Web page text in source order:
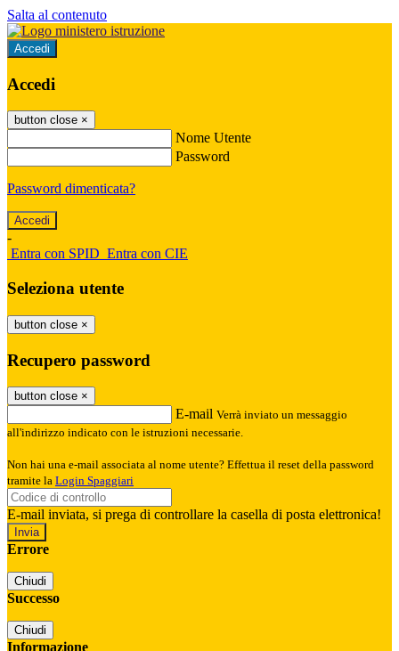
Salta al contenuto
Accedi
Accedi
button close ×
Nome Utente
Password
Password dimenticata?
-
Entra con SPID Entra con CIE
Seleziona utente
button close ×
Recupero password
button close ×
E-mail Verrà inviato un messaggio
all'indirizzo indicato con le istruzioni necessarie.
Non hai una e-mail associata al nome utente? Effettua il reset della password
tramite la Login Spaggiari
E-mail inviata, si prega di controllare la casella di posta elettronica!
Errore
Chiudi
Successo
Chiudi
Informazione